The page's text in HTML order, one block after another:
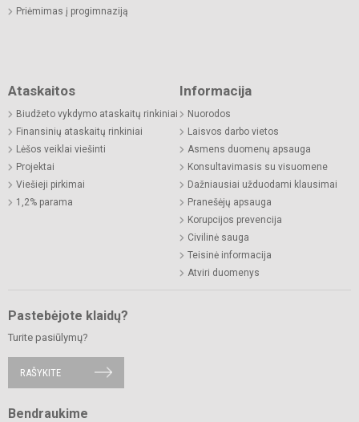
Priėmimas į progimnaziją
Ataskaitos
Biudžeto vykdymo ataskaitų rinkiniai
Finansinių ataskaitų rinkiniai
Lėšos veiklai viešinti
Projektai
Viešieji pirkimai
1,2% parama
Informacija
Nuorodos
Laisvos darbo vietos
Asmens duomenų apsauga
Konsultavimasis su visuomene
Dažniausiai užduodami klausimai
Pranešėjų apsauga
Korupcijos prevencija
Civilinė sauga
Teisinė informacija
Atviri duomenys
Pastebėjote klaidų?
Turite pasiūlymų?
RAŠYKITE
Bendraukime